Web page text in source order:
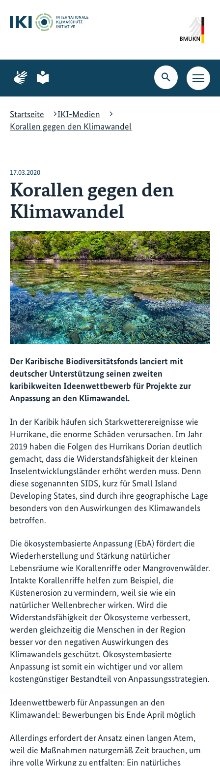
Hauptinhalt
springen
Suche
springen
Hauptnavigation
springen
Zur
Seite
Gebärdensprache
Zur
Seite
leichte
Suche
öffnen
Startseite
IKI-Medien
Korallen gegen den Klimawandel
17.03.2020
Korallen gegen den
Klimawandel
Der Karibische Biodiversitätsfonds lanciert mit
deutscher Unterstützung seinen zweiten
karibikweiten Ideenwettbewerb für Projekte zur
Anpassung an den Klimawandel.
In der Karibik häufen sich Starkwetterereignisse wie
Hurrikane, die enorme Schäden verursachen. Im Jahr
2019 haben die Folgen des Hurrikans Dorian deutlich
gemacht, dass die Widerstandsfähigkeit der kleinen
Inselentwicklungsländer erhöht werden muss. Denn
diese sogenannten SIDS, kurz für Small Island
Developing States, sind durch ihre geographische Lage
besonders von den Auswirkungen des Klimawandels
betroffen.
Die ökosystembasierte Anpassung (EbA) fördert die
Wiederherstellung und Stärkung natürlicher
Lebensräume wie Korallenriffe oder Mangrovenwälder.
Intakte Korallenriffe helfen zum Beispiel, die
Küstenerosion zu vermindern, weil sie wie ein
natürlicher Wellenbrecher wirken. Wird die
Widerstandsfähigkeit der Ökosysteme verbessert,
werden gleichzeitig die Menschen in der Region
besser vor den negativen Auswirkungen des
Klimawandels geschützt. Ökosystembasierte
Anpassung ist somit ein wichtiger und vor allem
kostengünstiger Bestandteil von Anpassungsstrategien.
Ideenwettbewerb für Anpassungen an den
Klimawandel: Bewerbungen bis Ende April möglich
Allerdings erfordert der Ansatz einen langen Atem,
weil die Maßnahmen naturgemäß Zeit brauchen, um
ihre volle Wirkung zu entfalten: Ein natürliches